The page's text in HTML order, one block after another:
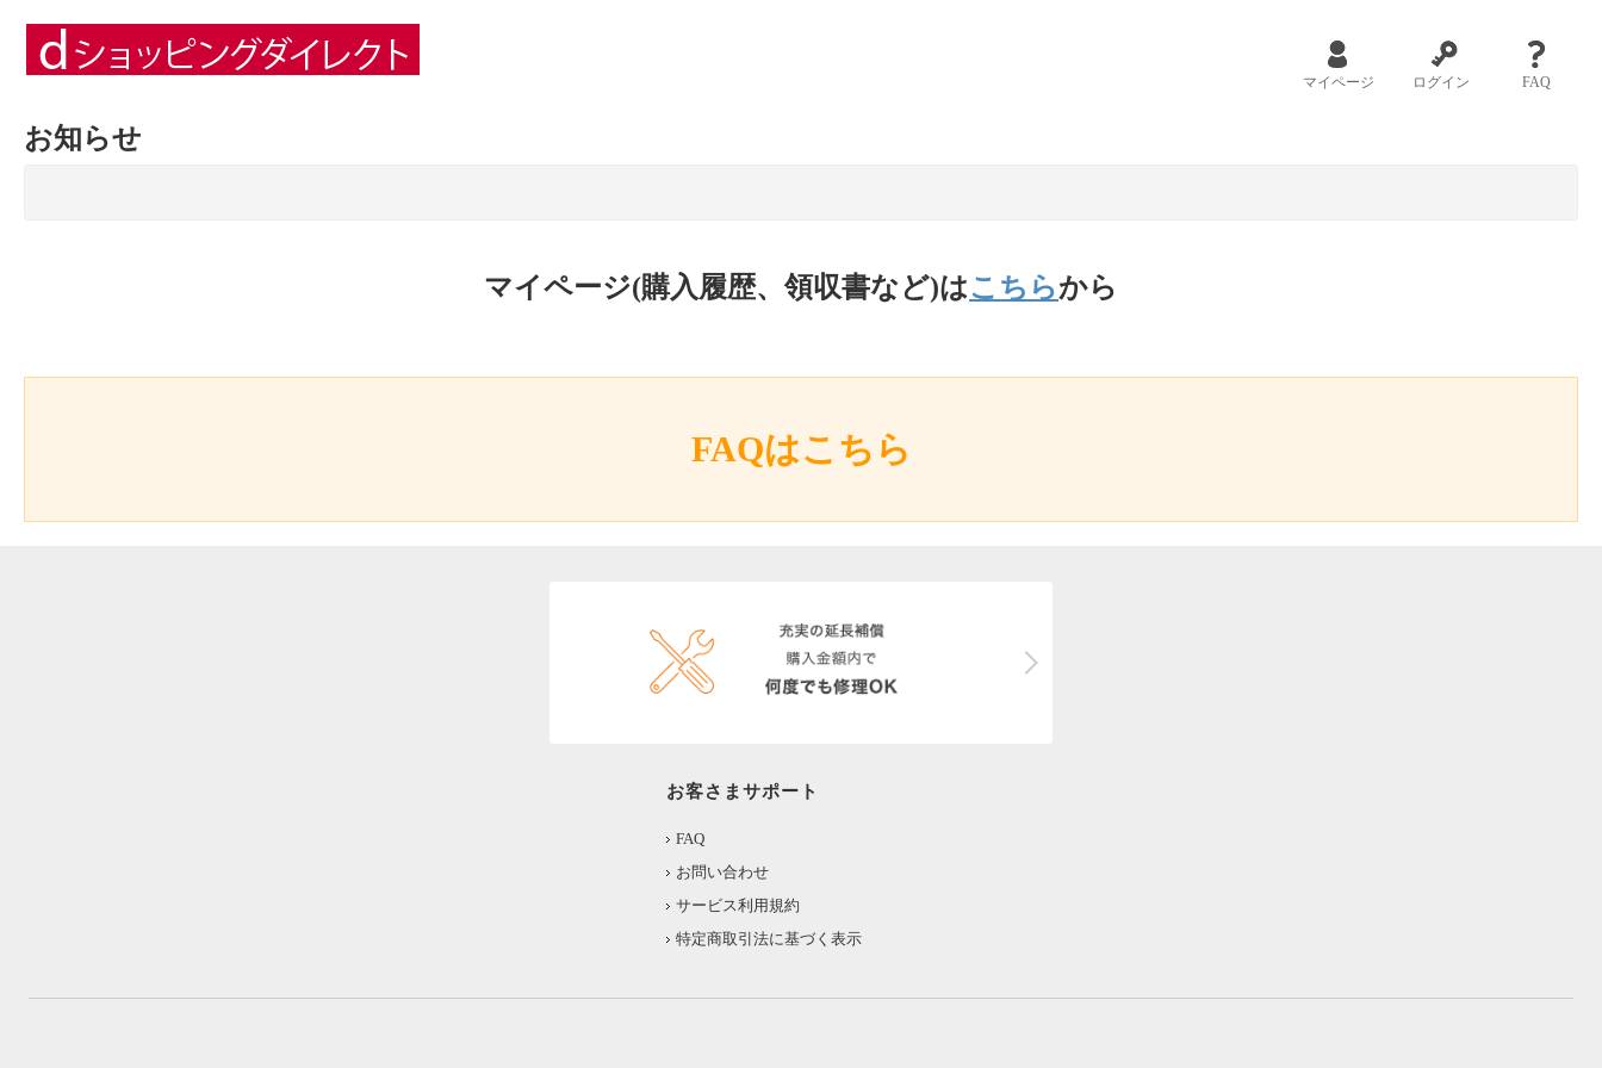
マイページ ログイン FAQ
お知らせ
マイページ(購入履歴、領収書など)はこちらから
FAQはこちら
お客さまサポート
FAQ
お問い合わせ
サービス利用規約
特定商取引法に基づく表示